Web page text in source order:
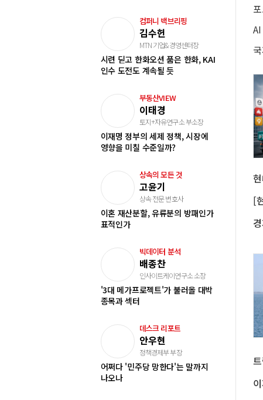
컴퍼니 백브리핑
김수헌
MTN 기업&경영센터장
시련 딛고 한화오션 품은 한화, KAI
인수 도전도 계속될 듯
부동산VIEW
이태경
토지+자유연구소 부소장
이재명 정부의 세제 정책, 시장에
영향을 미칠 수준일까?
상속의 모든 것
고윤기
상속 전문 변호사
이혼 재산분할, 유류분의 방패인가
표적인가
빅데이터 분석
배종찬
인사이트케이연구소 소장
'3대 메가프로젝트'가 불러올 대박
종목과 섹터
데스크 리포트
안우현
정책경제부 부장
어쩌다 '민주당 망한다'는 말까지
나오나